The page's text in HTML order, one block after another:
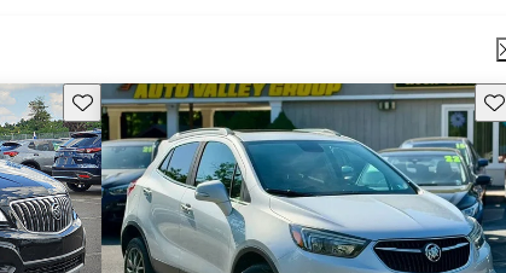
Guarda este Aviso